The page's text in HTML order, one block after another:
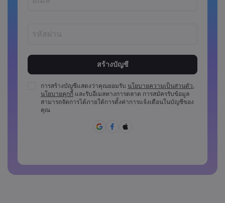
รหัสผ่านต้องมีตัวพิมพ์ใหญ่อย่างน้อย 1 ตัว
รหัสผ่านต้องมีตัวพิมพ์เล็กอย่างน้อย 1 ตัว
รหัสผ่านจะต้องประกอบด้วย ~!@#£%^&amp;*()_-
+=:;&lt;&lt;&gt;{{,[[]?,.
ไม่สามารถใช้รหัสผ่านที่คาดเดาง่าย
การสร้างบัญชีแสดงว่าคุณยอมรับ นโยบายความเป็นส่วนตัว,
นโยบายคุกกี้ และรับอีเมลทางการตลาด การสมัครรับข้อมูล
สามารถจัดการได้ภายใต้การตั้งค่าการแจ้งเตือนในบัญชีของ
คุณ